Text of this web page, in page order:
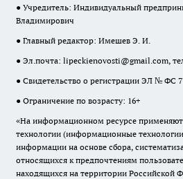
● Учредитель: Индивидуальный
Владимирович
● Главный редактор: Имешев Э. И.
● Эл.почта: lipeckienovosti@gmail.com,
● Свидетельство о регистрации ЭЛ № ФС
● Ограничение по возрасту: 16+
«На информационном ресурсе
технологии (информационные
информации на основе сбора,
относящихся к предпочтениям
находящихся на территории Российской